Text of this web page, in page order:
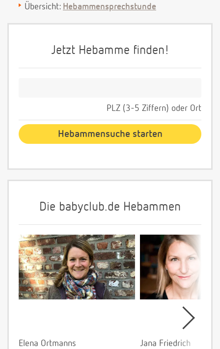
Übersicht: Hebammensprechstunde
Jetzt Hebamme finden!
PLZ (3-5 Ziffern) oder Ort
Die babyclub.de Hebammen
Elena Ortmanns
Jana Friedrich